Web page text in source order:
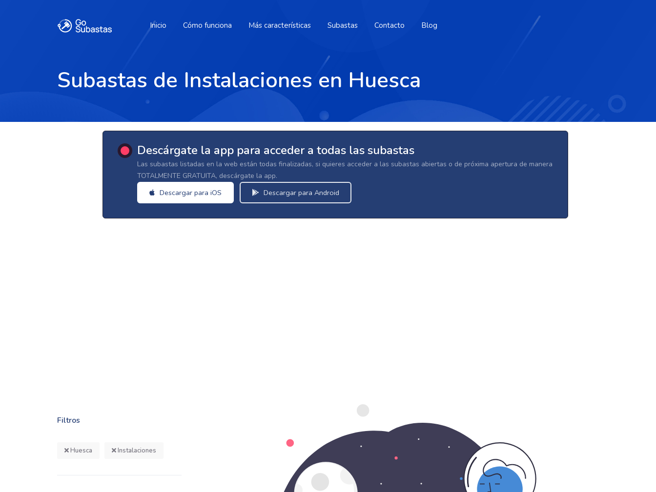
Inicio Cómo funciona Más características Subastas Contacto Blog
Subastas de Instalaciones en Huesca
Descárgate la app para acceder a todas las subastas
Las subastas listadas en la web están todas finalizadas, si quieres acceder a las subastas abiertas o de próxima apertura de manera
TOTALMENTE GRATUITA, descárgate la app.
Descargar para iOS Descargar para Android
Filtros
Huesca Instalaciones